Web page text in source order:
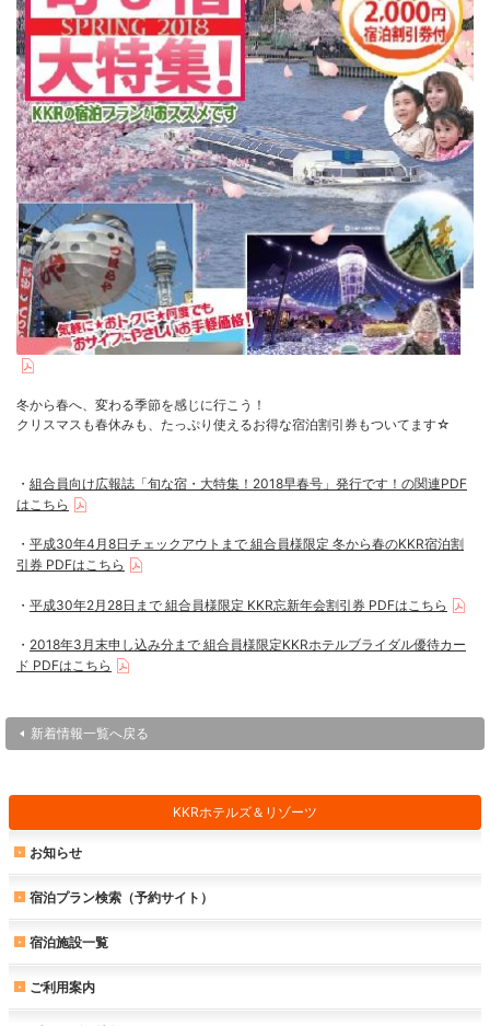
KKRホテルズ＆リゾーツ
お知らせ
宿泊プラン検索（予約サイト）
宿泊施設一覧
ご利用案内
冬から春へ、変わる季節を感じに行こう！
クリスマスも春休みも、たっぷり使えるお得な宿泊割引券もついてます☆
・ 組合員向け広報誌「旬な宿・大特集！2018早春号」発行です！の関連PDF
はこちら
・ 平成30年4月8日チェックアウトまで 組合員様限定 冬から春のKKR宿泊割
引券 PDFはこちら
・ 平成30年2月28日まで 組合員様限定 KKR忘新年会割引券 PDFはこちら
・ 2018年3月末申し込み分まで 組合員様限定KKRホテルブライダル優待カー
ド PDFはこちら
新着情報一覧へ戻る